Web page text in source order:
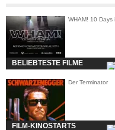
WHAM! 10 Days
BELIEBTESTE FILME
Der Terminator
FILM-KINOSTARTS